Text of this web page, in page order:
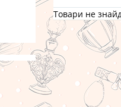
Товари не